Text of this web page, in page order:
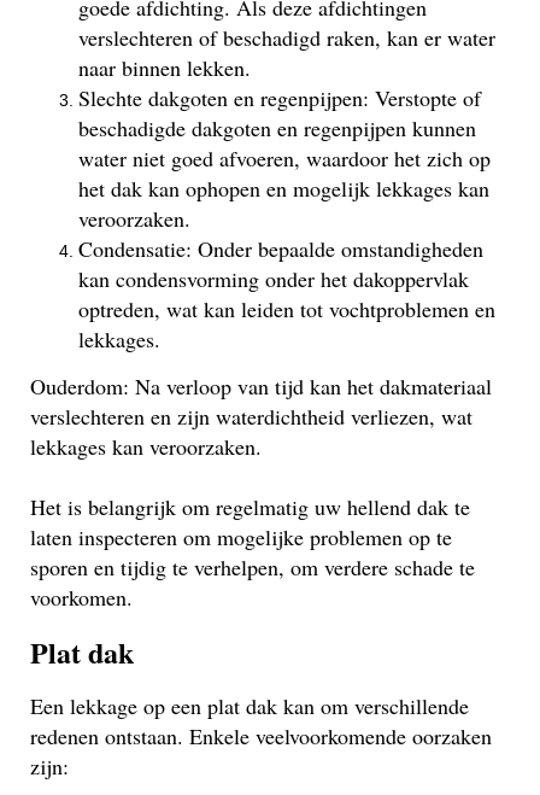
goede afdichting. Als deze afdichtingen
verslechteren of beschadigd raken, kan er water
naar binnen lekken.
Slechte dakgoten en regenpijpen: Verstopte of
beschadigde dakgoten en regenpijpen kunnen
water niet goed afvoeren, waardoor het zich op
het dak kan ophopen en mogelijk lekkages kan
veroorzaken.
Condensatie: Onder bepaalde omstandigheden
kan condensvorming onder het dakoppervlak
optreden, wat kan leiden tot vochtproblemen en
lekkages.
Ouderdom: Na verloop van tijd kan het dakmateriaal
verslechteren en zijn waterdichtheid verliezen, wat
lekkages kan veroorzaken.
Het is belangrijk om regelmatig uw hellend dak te
laten inspecteren om mogelijke problemen op te
sporen en tijdig te verhelpen, om verdere schade te
voorkomen.
Plat dak
Een lekkage op een plat dak kan om verschillende
redenen ontstaan. Enkele veelvoorkomende oorzaken
zijn: